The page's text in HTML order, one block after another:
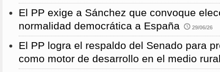
El PP exige a Sánchez que convoque
normalidad democrática a España
29/06/26
El PP logra el respaldo del Senado para
como motor de desarrollo en el medio